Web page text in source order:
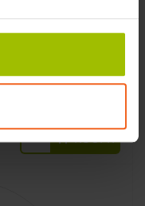
7,5 kg
KOUPIT